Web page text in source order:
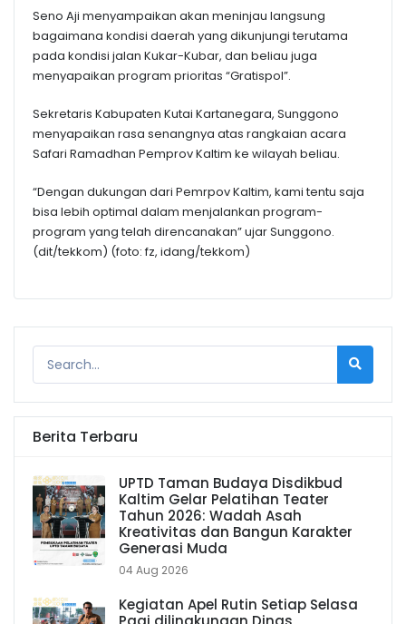
Seno Aji menyampaikan akan meninjau langsung
bagaimana kondisi daerah yang dikunjungi terutama
pada kondisi jalan Kukar-Kubar, dan beliau juga
menyapaikan program prioritas “Gratispol”.
Sekretaris Kabupaten Kutai Kartanegara, Sunggono
menyapaikan rasa senangnya atas rangkaian acara
Safari Ramadhan Pemprov Kaltim ke wilayah beliau.
“Dengan dukungan dari Pemrpov Kaltim, kami tentu saja
bisa lebih optimal dalam menjalankan program-
program yang telah direncanakan” ujar Sunggono.
(dit/tekkom) (foto: fz, idang/tekkom)
Berita Terbaru
UPTD Taman Budaya Disdikbud
Kaltim Gelar Pelatihan Teater
Tahun 2026: Wadah Asah
Kreativitas dan Bangun Karakter
Generasi Muda
04 Aug 2026
Kegiatan Apel Rutin Setiap Selasa